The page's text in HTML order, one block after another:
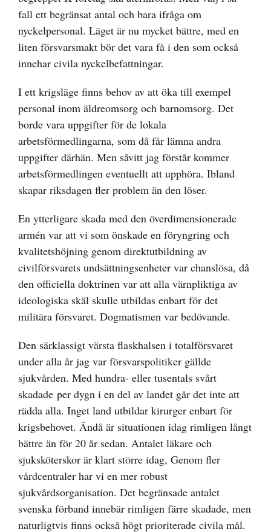
fall ett begränsat antal och bara ifråga om
nyckelpersonal. Läget är nu mycket bättre, med en
liten försvarsmakt bör det vara få i den som också
innehar civila nyckelbefattningar.
I ett krigsläge finns behov av att öka till exempel
personal inom äldreomsorg och barnomsorg. Det
borde vara uppgifter för de lokala
arbetsförmedlingarna, som då får lämna andra
uppgifter därhän. Men såvitt jag förstår kommer
arbetsförmedlingen eventuellt att upphöra. Ibland
skapar riksdagen fler problem än den löser.
En ytterligare skada med den överdimensionerade
armén var att vi som önskade en föryngring och
kvalitetshöjning genom direktutbildning av
civilförsvarets undsättningsenheter var chanslösa, då
den officiella doktrinen var att alla värnpliktiga av
ideologiska skäl skulle utbildas enbart för det
militära försvaret. Dogmatismen var bedövande.
Den särklassigt värsta flaskhalsen i totalförsvaret
under alla år jag var försvarspolitiker gällde
sjukvården. Med hundra- eller tusentals svårt
skadade per dygn i en del av landet går det inte att
rädda alla. Inget land utbildar kirurger enbart för
krigsbehovet. Ändå är situationen idag rimligen långt
bättre än för 20 år sedan. Antalet läkare och
sjuksköterskor är klart större idag, Genom fler
vårdcentraler har vi en mer robust
sjukvårdsorganisation. Det begränsade antalet
svenska förband innebär rimligen färre skadade, men
naturligtvis finns också högt prioriterade civila mål.